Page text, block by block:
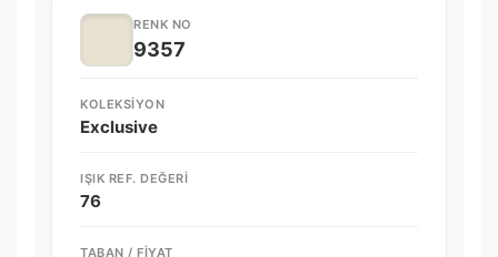
RENK NO
9357
KOLEKSIYON
Exclusive
IŞIK REF. DEĞERI
76
TABAN / FIYAT